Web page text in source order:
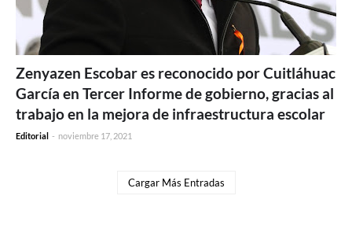
Zenyazen Escobar es reconocido por Cuitláhuac
García en Tercer Informe de gobierno, gracias al
trabajo en la mejora de infraestructura escolar
Editorial - noviembre 17, 2021
Cargar Más Entradas